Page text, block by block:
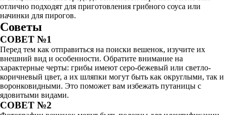
отлично подходят для приготовления грибного соуса или
начинки для пирогов.
Советы
СОВЕТ №1
Перед тем как отправиться на поиски вешенок, изучите их
внешний вид и особенности. Обратите внимание на
характерные черты: грибы имеют серо-бежевый или светло-
коричневый цвет, а их шляпки могут быть как округлыми, так и
воронковидными. Это поможет вам избежать путаницы с
ядовитыми видами.
СОВЕТ №2